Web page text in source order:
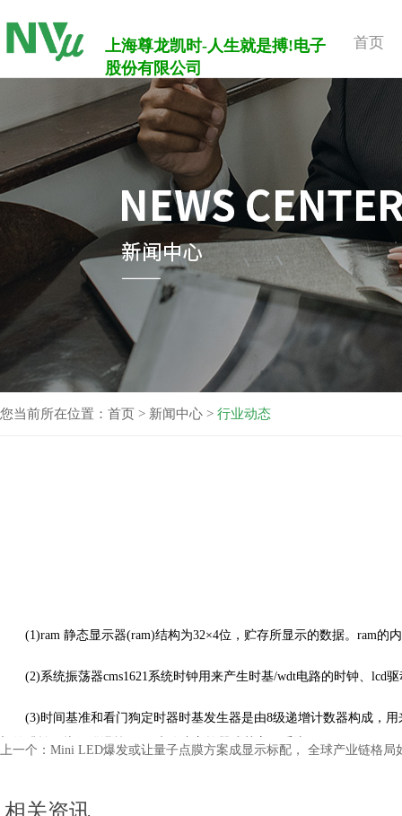
首页
上海尊龙凯时-人生就是搏!电子
股份有限公司
您当前所在位置： 首页 > 新闻中心 > 行业动态
(1)ram 静态显示器(ram)结构为32×4位，贮存所显示的数据。
(2)系统振荡器cms1621系统时钟用来产生时基/wdt电路的时钟、lcd驱动
(3)时间基准和看门狗定时器时基发生器是由8级递增计数器构成
望的跳转、执行错误等)，用来停止主控器或其它子系统。
和tone 2k命令设置蜂鸣频率分别为4khz和2khz，蜂鸣驱动信号可以调用
Mini LED爆发或让量子点膜方案成显示标配， 全球产业链格局
上一个：